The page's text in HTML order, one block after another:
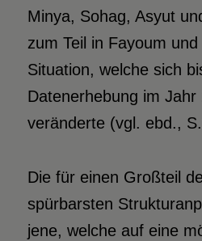
Minya, Sohag, Asyut
zum Teil in Fayoum
Situation, welche sich
Datenerhebung im Jahr
veränderte (vgl. ebd.,
Die für einen Großteil
spürbarsten
jene, welche auf eine